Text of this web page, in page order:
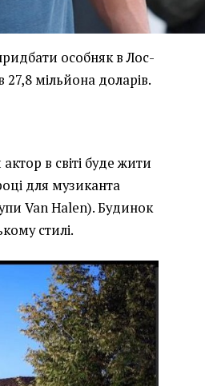
особняк в Лос-
27,8 мільйона доларів.
в світі буде жити
для музиканта
Van Halen). Будинок
стилі.